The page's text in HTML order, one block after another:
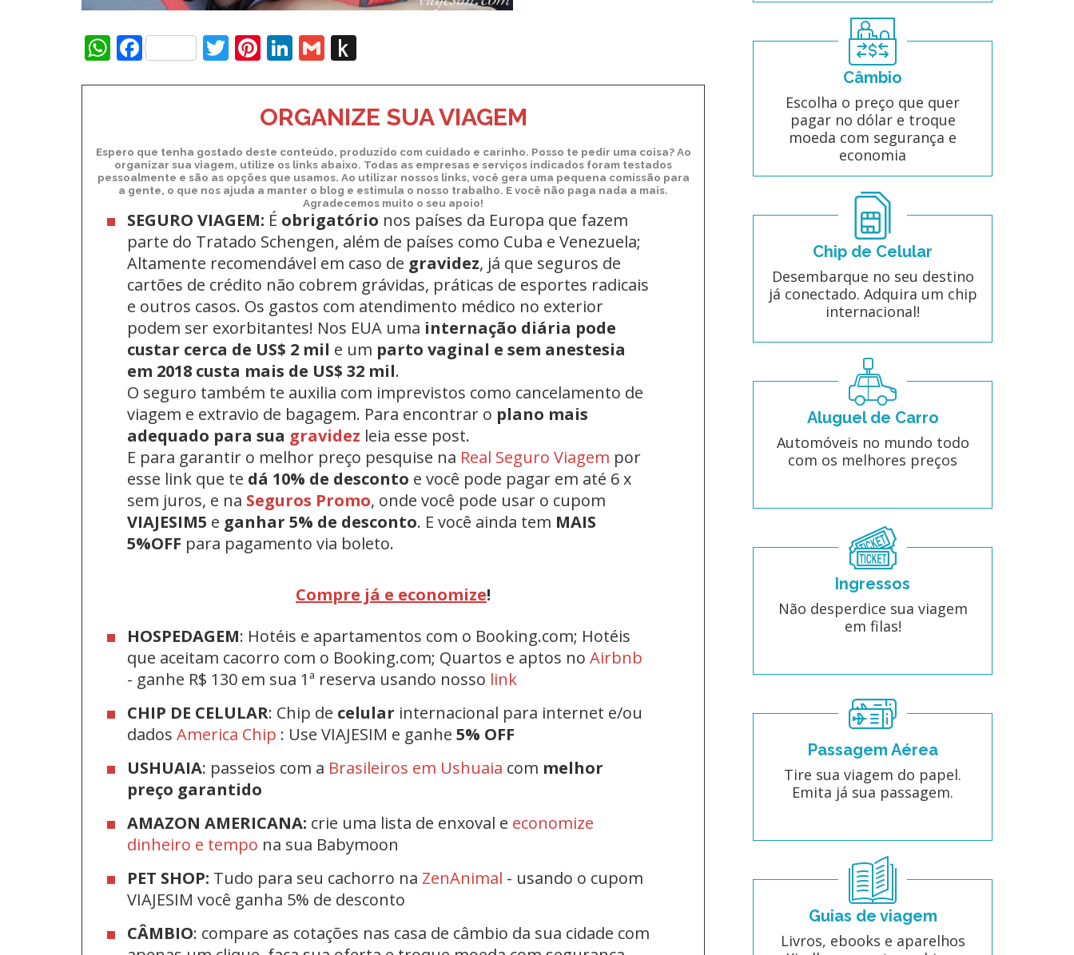
WhatsApp
FacebookTwitter
Pinterest
LinkedIn
Gmail
ORGANIZE SUA VIAGEM
Espero que tenha gostado deste conteúdo, produzido com cuidado e carinho. Posso te pedir uma coisa? Ao
organizar sua viagem, utilize os links abaixo. Todas as empresas e serviços indicados foram testados
pessoalmente e são as opções que usamos. Ao utilizar nossos links, você gera uma pequena comissão para
a gente, o que nos ajuda a manter o blog e estimula o nosso trabalho. E você não paga nada a mais.
Agradecemos muito o seu apoio!
SEGURO VIAGEM: É obrigatório nos países da Europa que fazem
parte do Tratado Schengen, além de países como Cuba e Venezuela;
Altamente recomendável em caso de gravidez, já que seguros de
cartões de crédito não cobrem grávidas, práticas de esportes radicais
e outros casos. Os gastos com atendimento médico no exterior
podem ser exorbitantes! Nos EUA uma internação diária pode
custar cerca de US$ 2 mil e um parto vaginal e sem anestesia
em 2018 custa mais de US$ 32 mil.
O seguro também te auxilia com imprevistos como cancelamento de
viagem e extravio de bagagem. Para encontrar o plano mais
adequado para sua gravidez leia esse post.
E para garantir o melhor preço pesquise na Real Seguro Viagem por
esse link que te dá 10% de desconto e você pode pagar em até 6 x
sem juros, e na Seguros Promo, onde você pode usar o cupom
VIAJESIM5 e ganhar 5% de desconto. E você ainda tem MAIS
5%OFF para pagamento via boleto.
Compre já e economize!
HOSPEDAGEM: Hotéis e apartamentos com o Booking.com; Hotéis
que aceitam cacorro com o Booking.com; Quartos e aptos no Airbnb
- ganhe R$ 130 em sua 1ª reserva usando nosso link
CHIP DE CELULAR: Chip de celular internacional para internet e/ou
dados America Chip : Use VIAJESIM e ganhe 5% OFF
USHUAIA: passeios com a Brasileiros em Ushuaia com melhor
preço garantido
AMAZON AMERICANA: crie uma lista de enxoval e economize
dinheiro e tempo na sua Babymoon
PET SHOP: Tudo para seu cachorro na ZenAnimal - usando o cupom
VIAJESIM você ganha 5% de desconto
CÂMBIO: compare as cotações nas casa de câmbio da sua cidade com
Câmbio
Escolha o preço que quer
pagar no dólar e troque
moeda com segurança e
economia
Chip de Celular
Desembarque no seu destino
já conectado. Adquira um chip
internacional!
Aluguel de Carro
Automóveis no mundo todo
com os melhores preços
Ingressos
Não desperdice sua viagem
em filas!
Passagem Aérea
Tire sua viagem do papel.
Emita já sua passagem.
Guias de viagem
Livros, ebooks e aparelhos